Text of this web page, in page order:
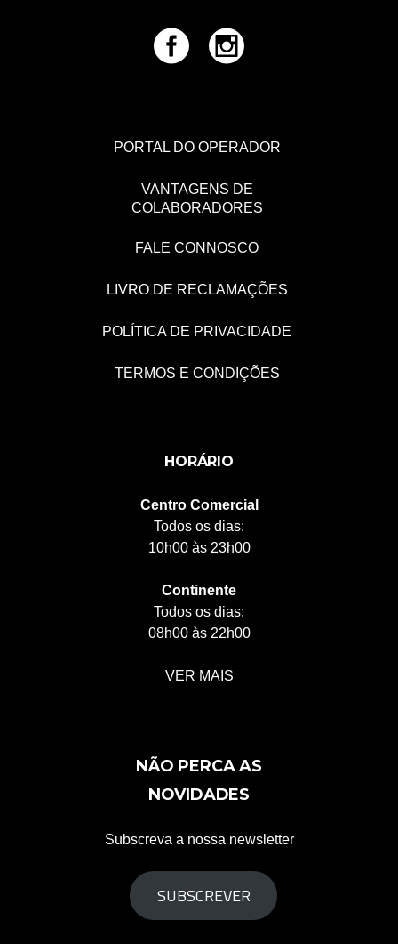
PORTAL DO OPERADOR
VANTAGENS DE
COLABORADORES
FALE CONNOSCO
LIVRO DE RECLAMAÇÕES
POLÍTICA DE PRIVACIDADE
TERMOS E CONDIÇÕES
HORÁRIO
Centro Comercial
Todos os dias:
10h00 às 23h00
Continente
Todos os dias:
08h00 às 22h00
VER MAIS
NÃO PERCA AS
NOVIDADES
Subscreva a nossa newsletter
SUBSCREVER